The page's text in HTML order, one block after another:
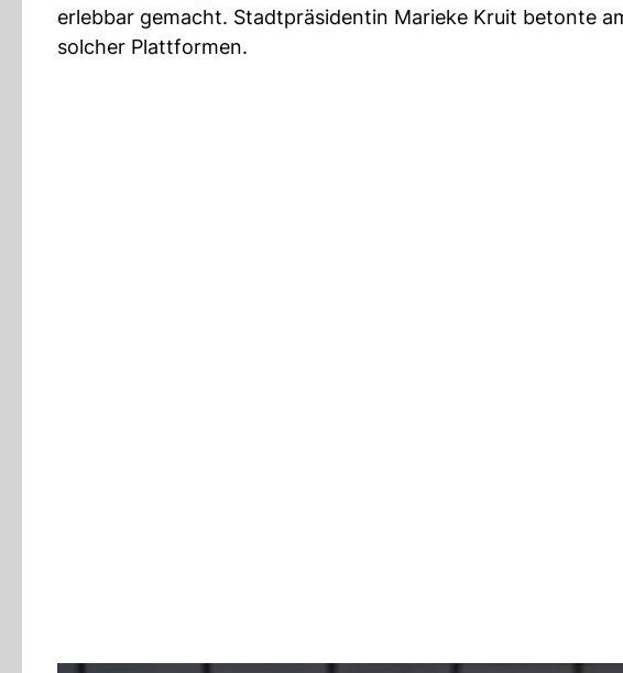
erlebbar gemacht. Stadtpräsidentin Marieke Kruit betonte
solcher Plattformen.